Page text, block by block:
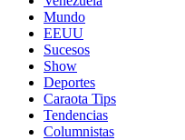
Mundo
EEUU
Sucesos
Show
Deportes
Caraota Tips
Tendencias
Columnistas